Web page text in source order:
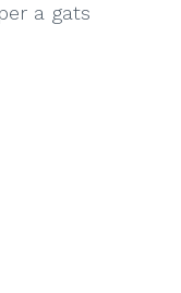
a gats